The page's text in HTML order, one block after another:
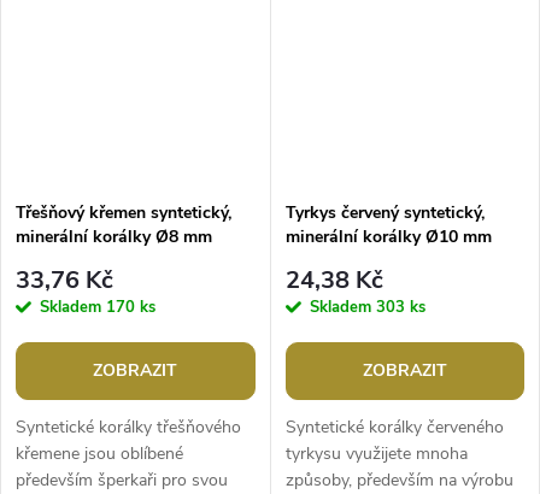
Třešňový křemen syntetický,
minerální korálky Ø8 mm
33,76 Kč
Skladem 170 ks
ZOBRAZIT
Syntetické korálky třešňového
křemene jsou oblíbené
především šperkaři pro svou
Tyrkys červený syntetický,
minerální korálky Ø10 mm
24,38 Kč
Skladem 303 ks
ZOBRAZIT
Syntetické korálky červeného
tyrkysu využijete mnoha
způsoby, především na výrobu